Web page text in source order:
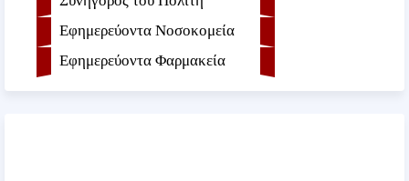
Εφημερεύοντα Νοσοκομεία
Εφημερεύοντα Φαρμακεία